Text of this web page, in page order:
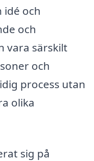
idé och
och
vara särskilt
och
process utan
olika
sig på